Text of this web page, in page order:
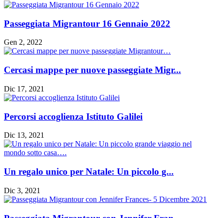
Passeggiata Migrantour 16 Gennaio 2022
Gen 2, 2022
Cercasi mappe per nuove passeggiate Migr...
Dic 17, 2021
Percorsi accoglienza Istituto Galilei
Dic 13, 2021
Un regalo unico per Natale: Un piccolo g...
Dic 3, 2021